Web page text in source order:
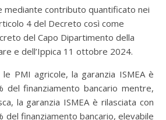
mediante contributo quantificato nei
4 del Decreto così come
del Capo Dipartimento della
e dell’Ippica 11 ottobre 2024.
PMI agricole, la garanzia ISMEA è
del finanziamento bancario mentre,
la garanzia ISMEA è rilasciata con
del finanziamento bancario, elevabile